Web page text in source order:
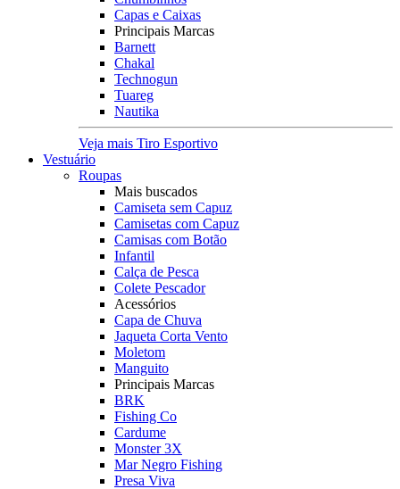
Capas e Caixas
Principais Marcas
Barnett
Chakal
Technogun
Tuareg
Nautika
Veja mais Tiro Esportivo
Vestuário
Roupas
Mais buscados
Camiseta sem Capuz
Camisetas com Capuz
Camisas com Botão
Infantil
Calça de Pesca
Colete Pescador
Acessórios
Capa de Chuva
Jaqueta Corta Vento
Moletom
Manguito
Principais Marcas
BRK
Fishing Co
Cardume
Monster 3X
Mar Negro Fishing
Presa Viva